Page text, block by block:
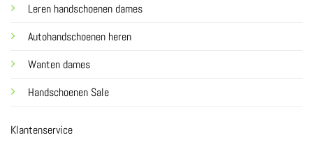
Leren handschoenen dames
Autohandschoenen heren
Wanten dames
Handschoenen Sale
Klantenservice